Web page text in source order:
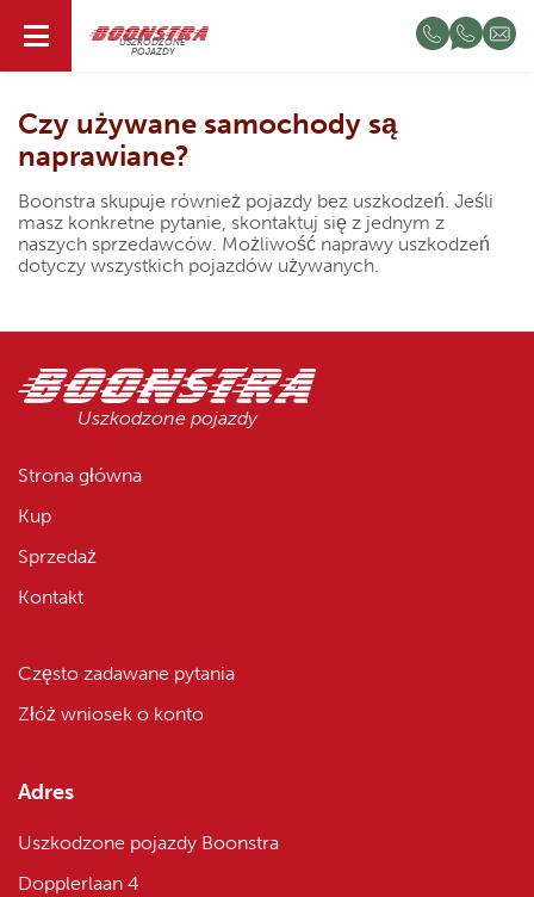
USZKODZONE
POJAZDY
PL
Czy używane samochody są
naprawiane?
Boonstra skupuje również pojazdy bez uszkodzeń. Jeśli
masz konkretne pytanie, skontaktuj się z jednym z
naszych sprzedawców. Możliwość naprawy uszkodzeń
dotyczy wszystkich pojazdów używanych.
Uszkodzone pojazdy
Strona główna
Kup
Sprzedaż
Kontakt
Często zadawane pytania
Złóż wniosek o konto
Adres
Uszkodzone pojazdy Boonstra
Dopplerlaan 4